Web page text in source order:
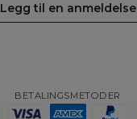
Legg til en anmeldelse
BETALINGSMETODER